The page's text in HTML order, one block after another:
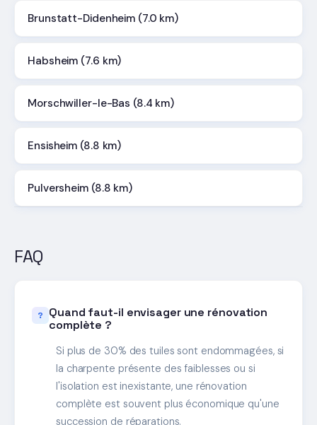
Brunstatt-Didenheim (7.0 km)
Habsheim (7.6 km)
Morschwiller-le-Bas (8.4 km)
Ensisheim (8.8 km)
Pulversheim (8.8 km)
FAQ
Quand faut-il envisager une rénovation
complète ?
Si plus de 30% des tuiles sont endommagées, si
la charpente présente des faiblesses ou si
l'isolation est inexistante, une rénovation
complète est souvent plus économique qu'une
succession de réparations.